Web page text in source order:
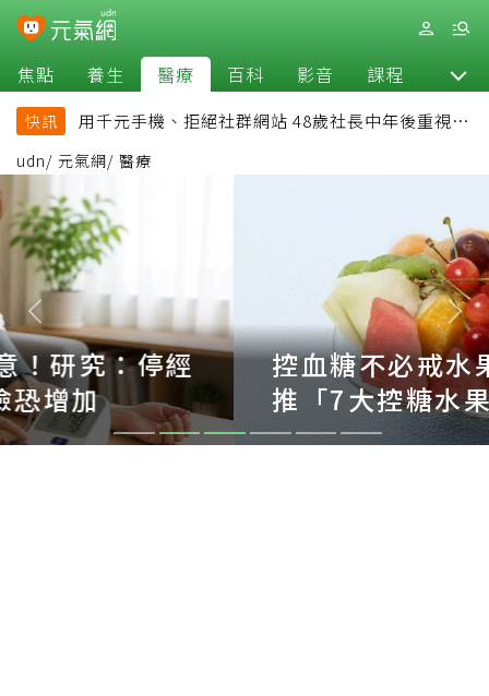
焦點 養生 醫療 百科 影音 課程 退休
快訊
用千元手機、拒絕社群網站 48歲社長中年後重視和
放棄的事：不為面子消費
udn/ 元氣網/ 醫療
控血糖不必戒水果！內分泌專家
推「7大控糖水果」 搭配蛋白質
更穩血糖